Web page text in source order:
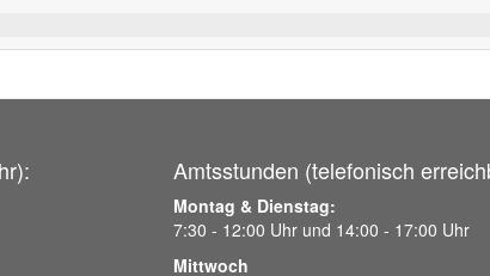
Amtsstunden (telefonisch
Montag & Dienstag:
7:30 - 12:00 Uhr und 14:00 - 17:00 Uhr
Mittwoch